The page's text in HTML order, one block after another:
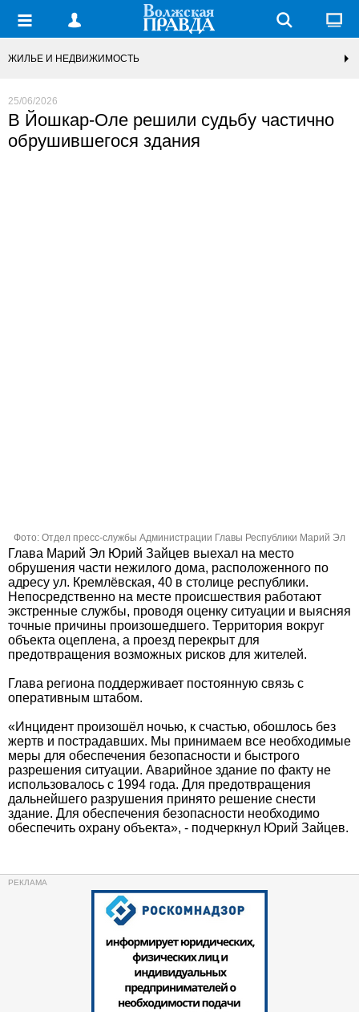
ЖИЛЬЕ И НЕДВИЖИМОСТЬ
25/06/2026
В Йошкар-Оле решили судьбу частично
обрушившегося здания
Фото: Отдел пресс-службы Администрации Главы Республики Марий Эл
Глава Марий Эл Юрий Зайцев выехал на место
обрушения части нежилого дома, расположенного по
адресу ул. Кремлёвская, 40 в столице республики.
Непосредственно на месте происшествия работают
экстренные службы, проводя оценку ситуации и выясняя
точные причины произошедшего. Территория вокруг
объекта оцеплена, а проезд перекрыт для
предотвращения возможных рисков для жителей.
Глава региона поддерживает постоянную связь с
оперативным штабом.
«Инцидент произошёл ночью, к счастью, обошлось без
жертв и пострадавших. Мы принимаем все необходимые
меры для обеспечения безопасности и быстрого
разрешения ситуации. Аварийное здание по факту не
использовалось с 1994 года. Для предотвращения
дальнейшего разрушения принято решение снести
здание. Для обеспечения безопасности необходимо
обеспечить охрану объекта», - подчеркнул Юрий Зайцев.